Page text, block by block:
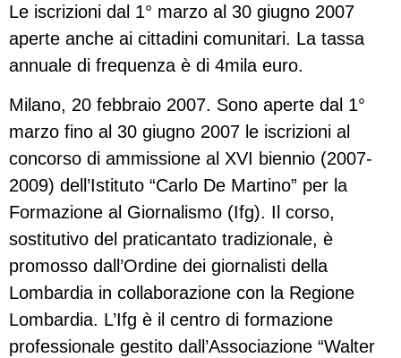
Le iscrizioni dal 1° marzo al 30 giugno 2007
aperte anche ai cittadini comunitari. La tassa
annuale di frequenza è di 4mila euro.
Milano, 20 febbraio 2007. Sono aperte dal 1°
marzo fino al 30 giugno 2007 le iscrizioni al
concorso di ammissione al XVI biennio (2007-
2009) dell’Istituto “Carlo De Martino” per la
Formazione al Giornalismo (Ifg). Il corso,
sostitutivo del praticantato tradizionale, è
promosso dall’Ordine dei giornalisti della
Lombardia in collaborazione con la Regione
Lombardia. L’Ifg è il centro di formazione
professionale gestito dall’Associazione “Walter